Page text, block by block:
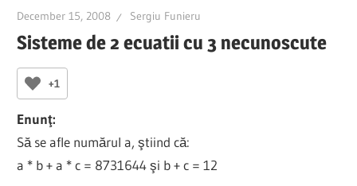
December 15, 2008 Sergiu Funieru
Sisteme de 2 ecuatii cu 3 necunoscute
+1
Enunţ:
Să se afle numărul a, ştiind că:
a * b + a * c = 8731644 şi b + c = 12